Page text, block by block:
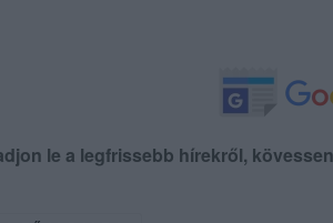
le a legfrissebb hírekről,